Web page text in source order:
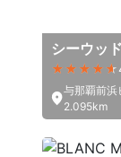
シーウッ
与那覇前浜
2.095km